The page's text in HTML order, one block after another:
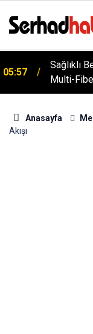
05:57
Sağlıklı
Multi-
Anasayfa
Akışı